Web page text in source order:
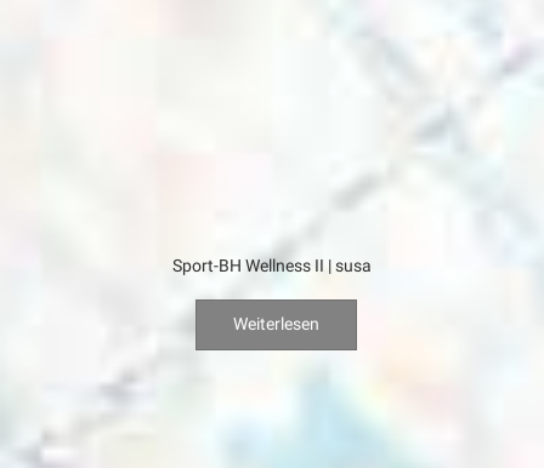
Sport-BH Wellness II | susa
Weiterlesen